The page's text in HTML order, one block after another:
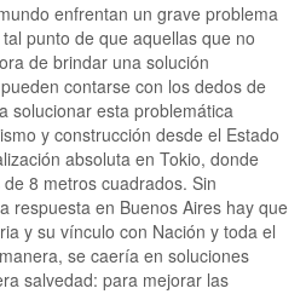
enfrentan un grave problema
punto de que aquellas que no
de brindar una solución
contarse con los dedos de
solucionar esta problemática
y construcción desde el Estado
absoluta en Tokio, donde
8 metros cuadrados. Sin
respuesta en Buenos Aires hay que
y su vínculo con Nación y toda el
se caería en soluciones
salvedad: para mejorar las